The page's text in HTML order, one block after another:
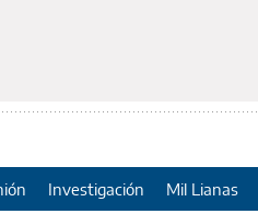
Investigación Mil Lianas